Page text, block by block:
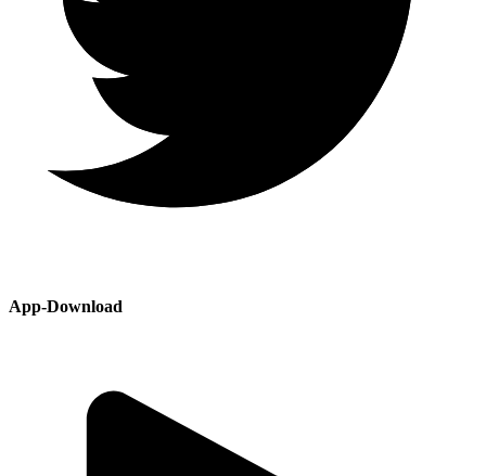
App-Download